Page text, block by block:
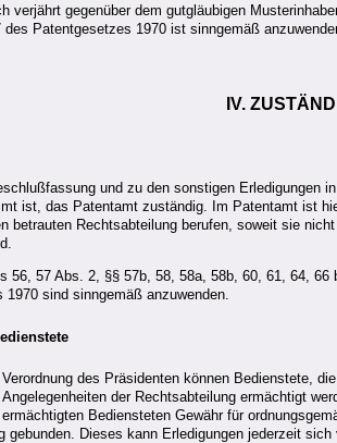
verjährt gegenüber dem gutgläubigen
Patentgesetzes 1970 ist sinngemäß
IV.
und zu den sonstigen Erledigungen
ist, das Patentamt zuständig. Im Patentamt ist
betrauten Rechtsabteilung berufen, soweit sie
56, 57 Abs. 2, §§ 57b, 58, 58a, 58b, 60, 61, 64,
1970 sind sinngemäß anzuwenden.
des Präsidenten können Bedienstete,
Angelegenheiten der Rechtsabteilung ermächtigt
Bediensteten Gewähr für
gebunden. Dieses kann Erledigungen jederzeit